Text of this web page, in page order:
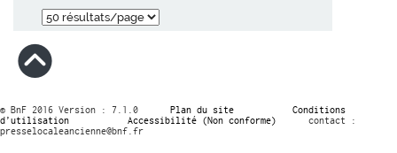
© BnF 2016 Version : 7.1.0 Plan du site
Conditions
d’utilisation
Accessibilité (Non conforme)
contact :
presselocaleancienne@bnf.fr